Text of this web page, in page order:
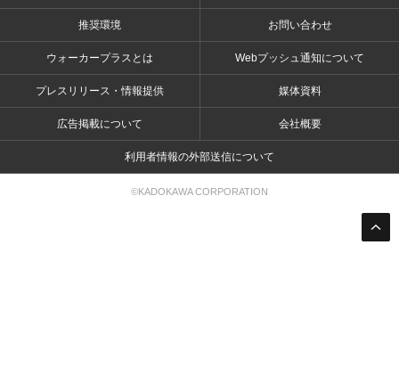
推奨環境 お問い合わせ
ウォーカープラスとは Webプッシュ通知について
プレスリリース・情報提供 媒体資料
広告掲載について 会社概要
利用者情報の外部送信について
©KADOKAWA CORPORATION